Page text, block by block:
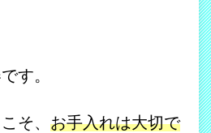
す。
そ、 お手入れは大切で